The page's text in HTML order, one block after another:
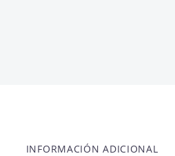
INFORMACIÓN ADICIONAL